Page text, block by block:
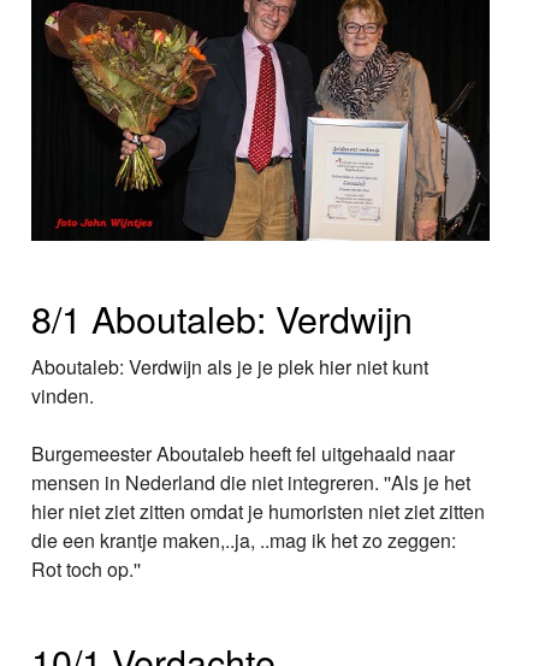
8/1 Aboutaleb: Verdwijn
Aboutaleb: Verdwijn als je je plek hier niet kunt
vinden.
Burgemeester Aboutaleb heeft fel uitgehaald naar
mensen in Nederland die niet integreren. ''Als je het
hier niet ziet zitten omdat je humoristen niet ziet zitten
die een krantje maken,..ja, ..mag ik het zo zeggen:
Rot toch op.''